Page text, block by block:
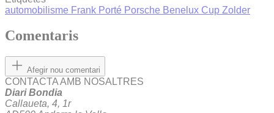
automobilisme Frank Porté Porsche Benelux Cup Zolder
Comentaris
Afegir nou comentari
CONTACTA AMB NOSALTRES
Diari Bondia
Callaueta, 4, 1r